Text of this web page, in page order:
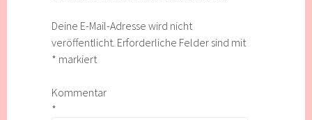
Deine E-Mail-Adresse wird nicht
veröffentlicht. Erforderliche Felder sind mit
* markiert
Kommentar
*